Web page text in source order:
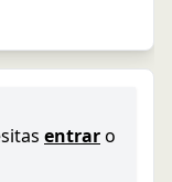
entraro